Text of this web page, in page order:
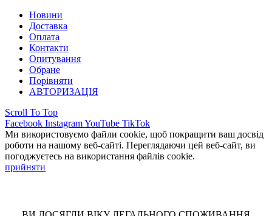
Новини
Доставка
Оплата
Контакти
Опитування
Обране
Порівняти
АВТОРИЗАЦІЯ
Scroll To Top
Facebook InstagramYouTube TikTok
Ми використовуємо файли cookie, щоб покращити ваш досвід
роботи на нашому веб-сайті. Переглядаючи цей веб-сайт, ви
погоджуєтесь на використання файлів cookie.
прийняти